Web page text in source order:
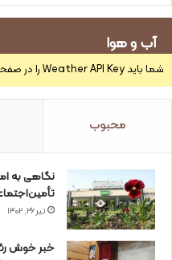
آب و هوا
شما باید Weather API Key را در صفحه تنظیمات قالب > ادغام تنظیم کنید.
محبوب
نگاهی به
تیر ۲۶, ۱۴۰۲
خبر خوش